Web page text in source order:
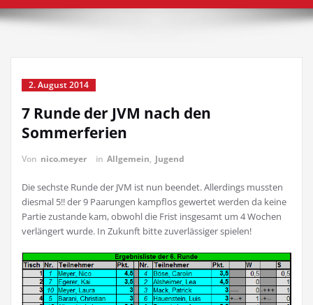
2. August 2014
7 Runde der JVM nach den
Sommerferien
Von nico.meyer in Allgemein, Jugend
Die sechste Runde der JVM ist nun beendet. Allerdings mussten
diesmal 5!! der 9 Paarungen kampflos gewertet werden da keine
Partie zustande kam, obwohl die Frist insgesamt um 4 Wochen
verlängert wurde. In Zukunft bitte zuverlässiger spielen!